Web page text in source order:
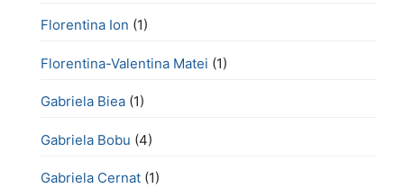
Florentina Ion (1)
Florentina-Valentina Matei (1)
Gabriela Biea (1)
Gabriela Bobu (4)
Gabriela Cernat (1)